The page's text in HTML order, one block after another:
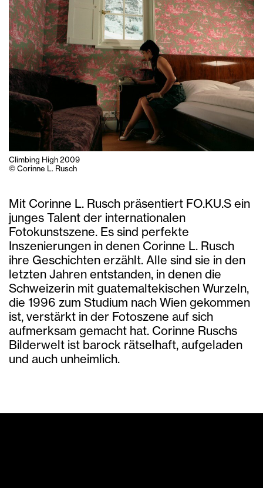
Climbing High 2009
© Corinne L. Rusch
Mit Corinne L. Rusch präsentiert FO.KU.S ein
junges Talent der internationalen
Fotokunstszene. Es sind perfekte
Inszenierungen in denen Corinne L. Rusch
ihre Geschichten erzählt. Alle sind sie in den
letzten Jahren entstanden, in denen die
Schweizerin mit guatemaltekischen Wurzeln,
die 1996 zum Studium nach Wien gekommen
ist, verstärkt in der Fotoszene auf sich
aufmerksam gemacht hat. Corinne Ruschs
Bilderwelt ist barock rätselhaft, aufgeladen
und auch unheimlich.